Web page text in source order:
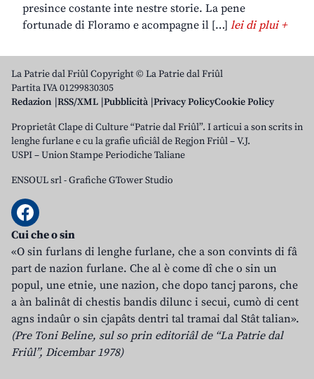
presince costante inte nestre storie. La pene
fortunade di Floramo e acompagne il […] lei di plui +
La Patrie dal Friûl Copyright © La Patrie dal Friûl
Partita IVA 01299830305
Redazion RSS/XML Pubblicità Privacy PolicyCookie Policy
Proprietât Clape di Culture “Patrie dal Friûl”. I articui a son scrits in
lenghe furlane e cu la grafie uficiâl de Regjon Friûl – V.J.
USPI – Union Stampe Periodiche Taliane
ENSOUL srl-Grafiche GTower Studio
Cui che o sin
«O sin furlans di lenghe furlane, che a son convints di fâ
part de nazion furlane. Che al è come dî che o sin un
popul, une etnie, une nazion, che dopo tancj parons, che
a àn balinât di chestis bandis dilunc i secui, cumò di cent
agns indaûr o sin cjapâts dentri tal tramai dal Stât talian».
(Pre Toni Beline, sul so prin editoriâl de “La Patrie dal
Friûl”, Dicembar 1978)